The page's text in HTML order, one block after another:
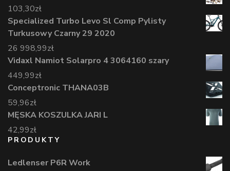
103,30zł
Specialized Turbo Levo Sl Comp Pylisty
Turkusowy Czarny 29 2020
26 998,99zł
Vidaxl Namiot Solarpro 4 3064160 szary
449,99zł
Conceptronic THANA03B
59,96zł
MĘSKA KOSZULKA JARI L
42,99zł
PRODUKTY
Ledlenser P6R Work